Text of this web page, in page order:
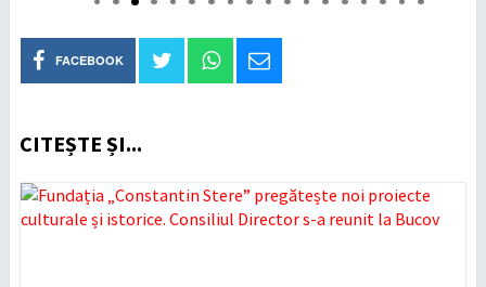
FACEBOOK
CITEȘTE ȘI...